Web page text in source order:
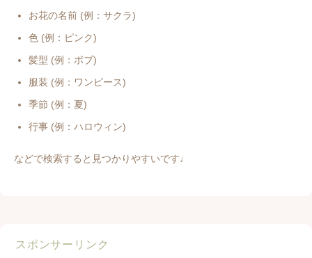
お花の名前 (例：サクラ)
色 (例：ピンク)
髪型 (例：ボブ)
服装 (例：ワンピース)
季節 (例：夏)
行事 (例：ハロウィン)
などで検索すると見つかりやすいです♩
スポンサーリンク